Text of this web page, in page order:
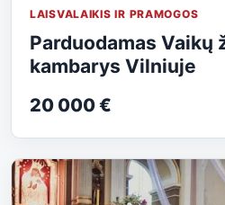
LAISVALAIKIS IR PRAMOGOS
Parduodamas Vaikų
kambarys Vilniuje
20 000 €